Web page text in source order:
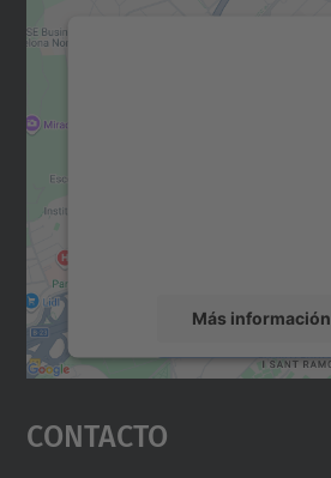
Más información
Aceptar
powered by
Contacto